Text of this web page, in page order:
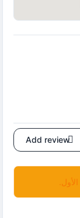
Add review